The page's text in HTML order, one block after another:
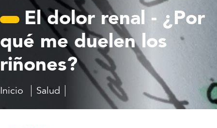
El dolor renal - ¿Por
qué me duelen los
riñones?
Inicio Salud Síntomas